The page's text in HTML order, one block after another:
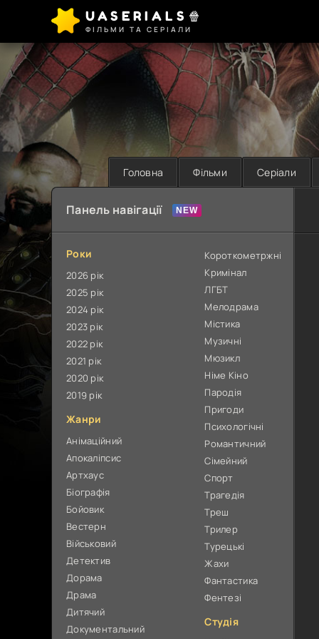
UASERIALS🍿
ФІЛЬМИ ТА СЕРІАЛИ
Головна Фільми Серіали
Панель навігації
Роки
2026 рік
2025 рік
2024 рік
2023 рік
2022 рік
2021 рік
2020 рік
2019 рік
Жанри
Анімаційний
Апокаліпсис
Артхаус
Біографія
Бойовик
Вестерн
Військовий
Детектив
Дорама
Драма
Дитячий
Документальний
Короткометржні
Кримінал
ЛГБТ
Мелодрама
Містика
Музичні
Мюзикл
Німе Кіно
Пародія
Пригоди
Психологічні
Романтичний
Сімейний
Спорт
Трагедія
Треш
Трилер
Турецькі
Жахи
Фантастика
Фентезі
Студія